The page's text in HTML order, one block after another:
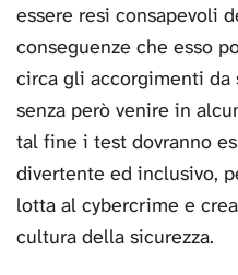
essere resi consapevoli
conseguenze che esso
circa gli accorgimenti
senza però venire in
tal fine i test dovranno
divertente ed inclusivo,
lotta al cybercrime e
cultura della sicurezza.